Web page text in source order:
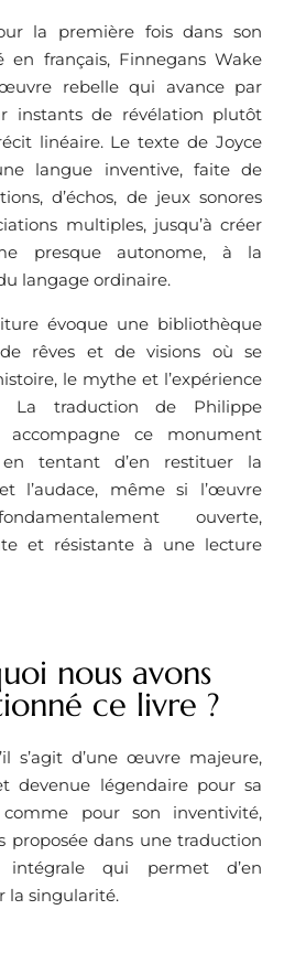
la première fois dans son
en français, Finnegans Wake
rebelle qui avance par
instants de révélation plutôt
linéaire. Le texte de Joyce
langue inventive, faite de
d’échos, de jeux sonores
multiples, jusqu’à créer
presque autonome, à la
langage ordinaire.
évoque une bibliothèque
rêves et de visions où se
le mythe et l’expérience
La traduction de Philippe
accompagne ce monument
tentant d’en restituer la
l’audace, même si l’œuvre
ouverte,
et résistante à une lecture
nous avons
ce livre ?
s’agit d’une œuvre majeure,
devenue légendaire pour sa
pour son inventivité,
proposée dans une traduction
intégrale qui permet d’en
la singularité.